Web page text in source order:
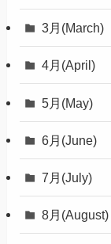
3月(March)
4月(April)
5月(May)
6月(June)
7月(July)
8月(August)